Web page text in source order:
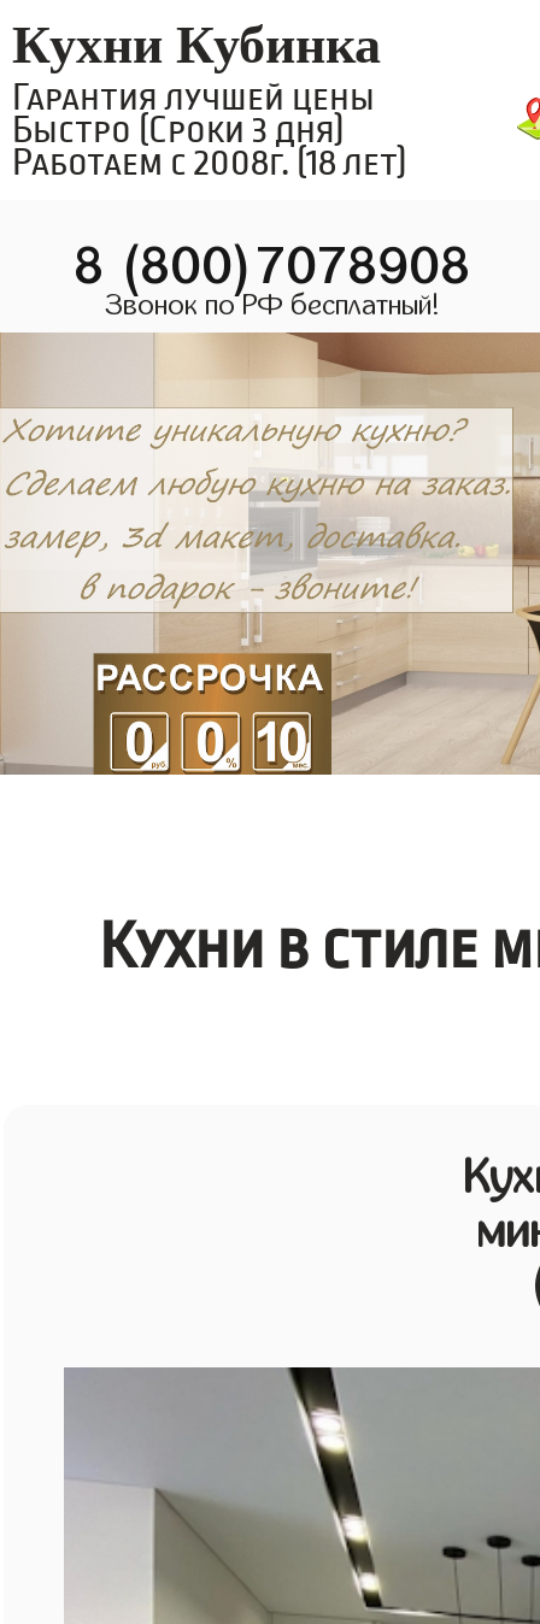
Кухни Кубинка
Гарантия лучшей цены
Быстро (Сроки 3 дня)
Работаем с 2008г. (18 лет)
8 (800)7078908
Звонок по РФ бесплатный!
Кухни в стиле